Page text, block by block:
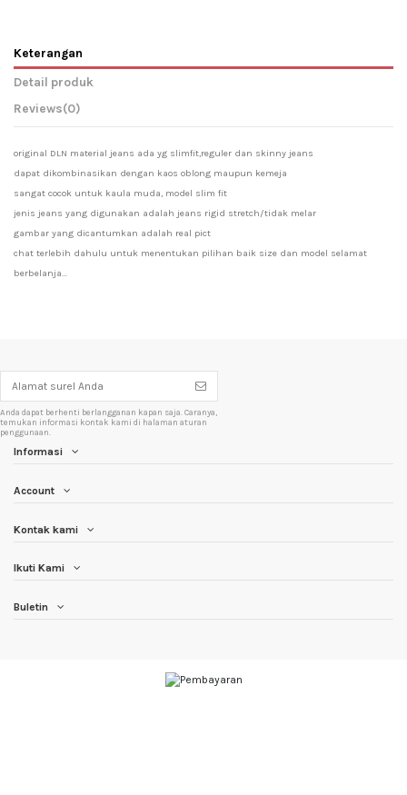
Keterangan
Detail produk
Reviews(0)
original DLN material jeans ada yg slimfit,reguler dan skinny jeans
dapat dikombinasikan dengan kaos oblong maupun kemeja
sangat cocok untuk kaula muda, model slim fit
jenis jeans yang digunakan adalah jeans rigid stretch/tidak melar
gambar yang dicantumkan adalah real pict
chat terlebih dahulu untuk menentukan pilihan baik size dan model selamat
berbelanja...
Anda dapat berhenti berlangganan kapan saja. Caranya,
temukan informasi kontak kami di halaman aturan
penggunaan.
Informasi
Account
Kontak kami
Ikuti Kami
Buletin